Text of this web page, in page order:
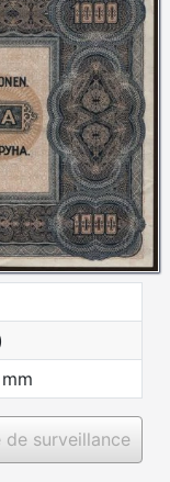
surveillance